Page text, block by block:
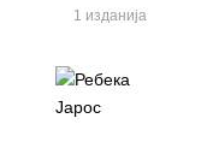
1 изданија